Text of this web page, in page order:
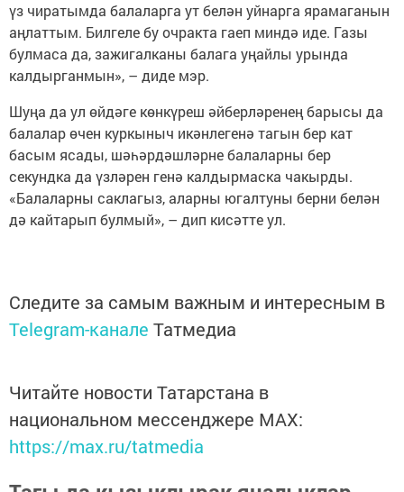
үз чиратымда балаларга ут белән уйнарга ярамаганын
аңлаттым. Билгеле бу очракта гаеп миндә иде. Газы
булмаса да, зажигалканы балага уңайлы урында
калдырганмын», – диде мэр.
Шуңа да ул өйдәге көнкүреш әйберләренең барысы да
балалар өчен куркыныч икәнлегенә тагын бер кат
басым ясады, шәһәрдәшләрне балаларны бер
секундка да үзләрен генә калдырмаска чакырды.
«Балаларны саклагыз, аларны югалтуны берни белән
дә кайтарып булмый», – дип кисәтте ул.
Следите за самым важным и интересным в
Telegram-канале Татмедиа
Читайте новости Татарстана в
национальном мессенджере MАХ:
https://max.ru/tatmedia